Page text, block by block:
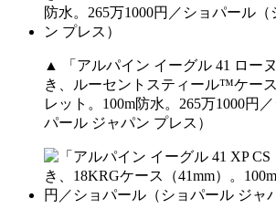
▲ 「アルパイン イーグル 41 ロー
き、ルーセントスティール™ケー
レット。100m防水。265万1000円
パール ジャパン プレス）